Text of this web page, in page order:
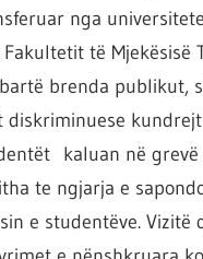
nga
të
brenda publikut,
kaluan në
te ngjarja e
e studentëve.